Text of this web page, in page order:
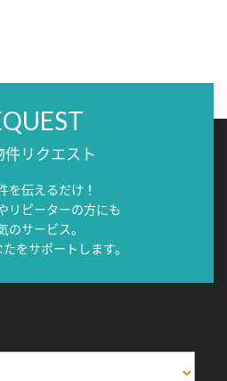
件リクエスト
を伝えるだけ！
リピーターの方にも
のサービス。
をサポートします。